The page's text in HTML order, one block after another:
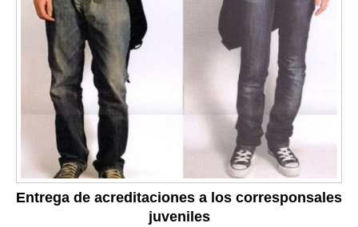
Entrega de acreditaciones a los corresponsales
juveniles